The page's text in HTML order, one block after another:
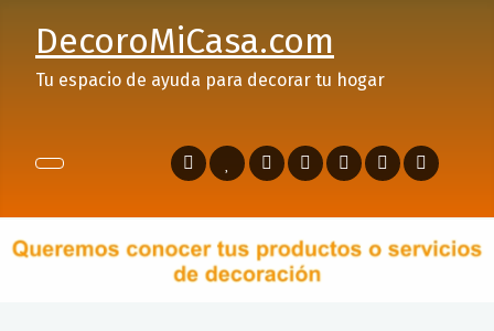
DecoroMiCasa.com
Tu espacio de ayuda para decorar tu hogar